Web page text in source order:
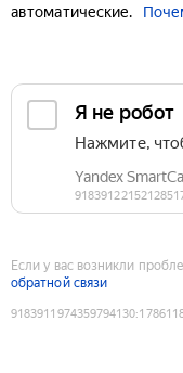
автоматические.
Если у вас возникли
обратной связи
9183911974359794130: